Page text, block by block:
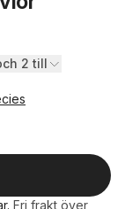
2 till
. Fri frakt över